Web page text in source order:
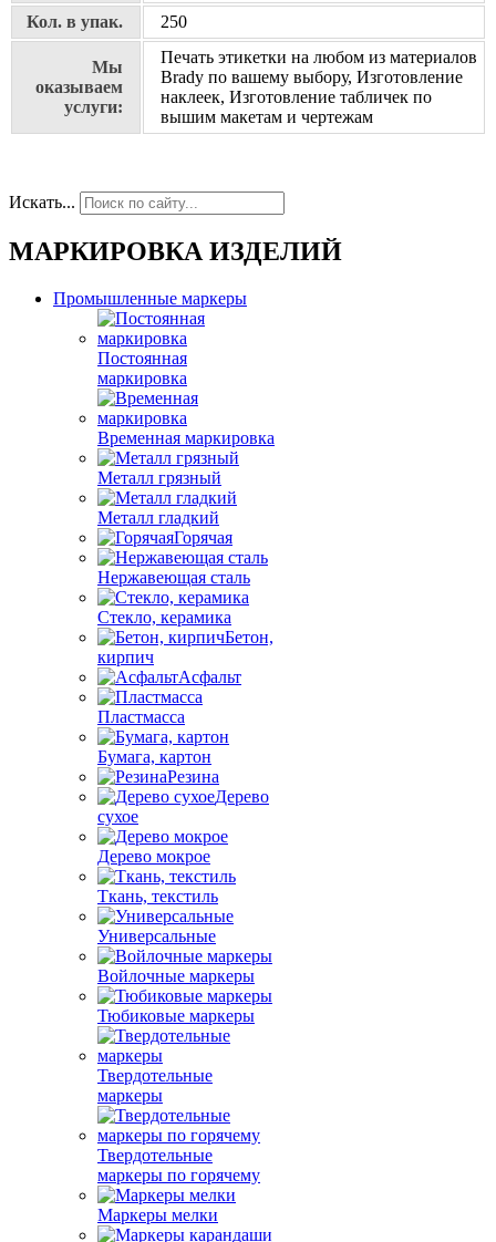
Кол. в упак. 250
Мы
оказываем
услуги:
Печать этикетки на любом из материалов
Brady по вашему выбору, Изготовление
наклеек, Изготовление табличек по
вышим макетам и чертежам
Искать...
МАРКИРОВКА ИЗДЕЛИЙ
Промышленные маркеры
Постоянная
маркировка
Временная маркировка
Металл грязный
Металл гладкий
Горячая
Нержавеющая сталь
Стекло, керамика
Бетон,
кирпич
Асфальт
Пластмасса
Бумага, картон
Резина
Дерево
сухое
Дерево мокрое
Ткань, текстиль
Универсальные
Войлочные маркеры
Тюбиковые маркеры
Твердотельные
маркеры
Твердотельные
маркеры по горячему
Маркеры мелки